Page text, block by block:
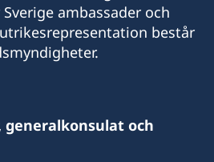
i Colombo
ambassader och
består
generalkonsulat och